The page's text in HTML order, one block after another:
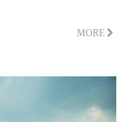
MORE